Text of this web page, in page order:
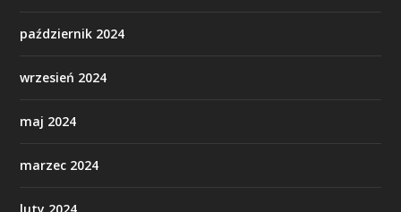
październik 2024
wrzesień 2024
maj 2024
marzec 2024